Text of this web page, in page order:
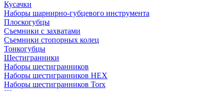
Кусачки
Наборы шарнирно-губцевого инструмента
Плоскогубцы
Съемники с захватами
Съемники стопорных колец
Тонкогубцы
Шестигранники
Наборы шестигранников
Наборы шестигранников HEX
Наборы шестигранников Torx